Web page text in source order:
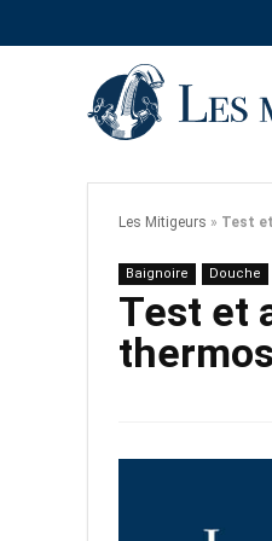
Les Mitigeurs » Test
Baignoire Douche
Test et